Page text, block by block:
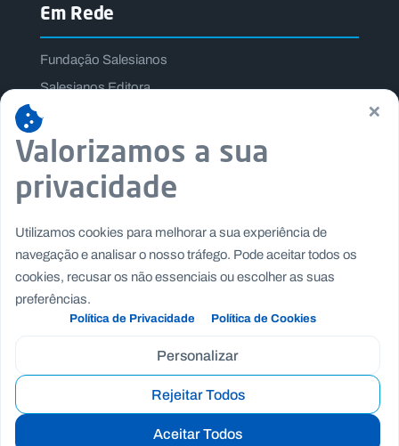
Em Rede
Fundação Salesianos
Salesianos Editora
Família Salesiana
Missão Dom Bosco
Jogos Nacionais Salesianos
Copyright © Fundação Salesianos
Politica de Cookies |Termos e Condições
×
Valorizamos a sua
privacidade
Utilizamos cookies para melhorar a sua experiência de
navegação e analisar o nosso tráfego. Pode aceitar todos os
cookies, recusar os não essenciais ou escolher as suas
preferências.
Política de Privacidade Política de Cookies
Personalizar
Rejeitar Todos
Aceitar Todos